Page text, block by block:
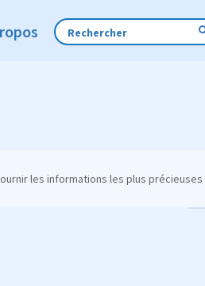
les informations les plus précieuses